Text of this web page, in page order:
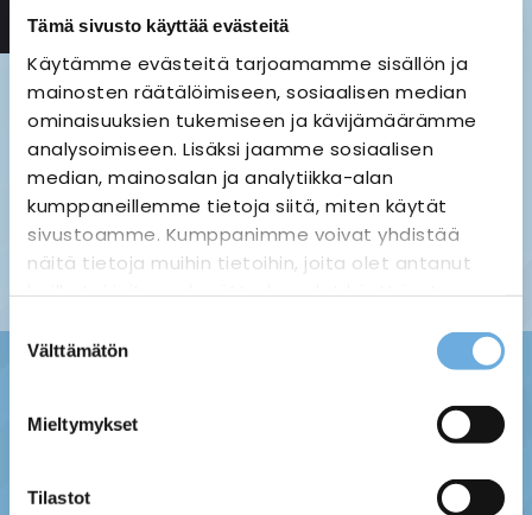
Tämä sivusto käyttää evästeitä
Käytämme evästeitä tarjoamamme sisällön ja
mainosten räätälöimiseen, sosiaalisen median
ominaisuuksien tukemiseen ja kävijämäärämme
analysoimiseen. Lisäksi jaamme sosiaalisen
median, mainosalan ja analytiikka-alan
kumppaneillemme tietoja siitä, miten käytät
sivustoamme. Kumppanimme voivat yhdistää
näitä tietoja muihin tietoihin, joita olet antanut
heille tai joita on kerätty, kun olet käyttänyt
Suostumuksen
valinta
Välttämätön
Mieltymykset
Tilastot
Maksuvaihtoehdot ›
Toimitustavat ja -kulut ›
Tilausehdot ›
Palauttaminen ›
Tietosuojaseloste ›
Asiakaspalaute ›